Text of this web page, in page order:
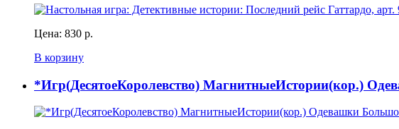
Цена: 830 р.
В корзину
*Игр(ДесятоеКоролевство) МагнитныеИстории(кор.)